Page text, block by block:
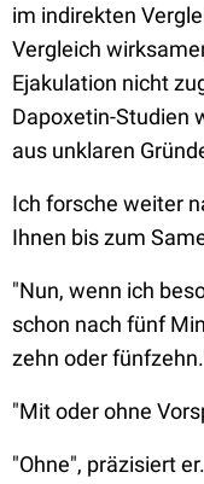
im indirekten
Vergleich
Ejakulation nicht
Dapoxetin-Studien
aus unklaren
Ich forsche weiter
Ihnen bis zum
"Nun, wenn ich
schon nach fünf
zehn oder
"Mit oder ohne
"Ohne", präzisiert er.